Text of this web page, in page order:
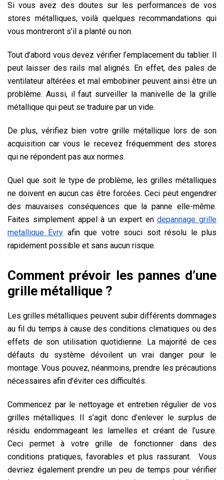
Si vous avez des doutes sur les performances de vos
stores métalliques, voilà quelques recommandations qui
vous montreront s’il a planté ou non.
Tout d’abord vous devez vérifier l’emplacement du tablier. Il
peut laisser des rails mal alignés. En effet, des pales de
ventilateur altérées et mal embobiner peuvent ainsi être un
problème. Aussi, il faut surveiller la manivelle de la grille
métallique qui peut se traduire par un vide.
De plus, vérifiez bien votre grille métallique lors de son
acquisition car vous le recevez fréquemment des stores
qui ne répondent pas aux normes.
Quel que soit le type de problème, les grilles métalliques
ne doivent en aucun cas être forcées. Ceci peut engendrer
des mauvaises conséquences que la panne elle-même.
Faites simplement appel à un expert endepannage grille
metallique Evry afin que votre souci soit résolu le plus
rapidement possible et sans aucun risque.
Comment prévoir les pannes d’une
grille métallique ?
Les grilles métalliques peuvent subir différents dommages
au fil du temps à cause des conditions climatiques ou des
effets de son utilisation quotidienne. La majorité de ces
défauts du système dévoilent un vrai danger pour le
montage. Vous pouvez, néanmoins, prendre les précautions
nécessaires afin d’éviter ces difficultés.
Commencez par le nettoyage et entretien régulier de vos
grilles métalliques. Il s’agit donc d’enlever le surplus de
résidu endommageant les lamelles et créant de l’usure.
Ceci permet à votre grille de fonctionner dans des
conditions pratiques, favorables et plus rassurant. Vous
devriez également prendre un peu de temps pour vérifier